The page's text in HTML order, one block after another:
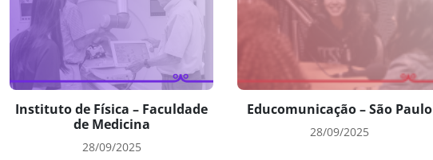
Instituto de Física – Faculdade
de Medicina
28/09/2025
Educomunicação – São Paulo
28/09/2025